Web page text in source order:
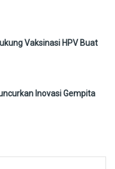
Vaksinasi HPV Buat
Inovasi Gempita